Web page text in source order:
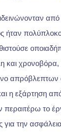
ήταν
και
η εξάρτηση
περαιτέρω το
για την